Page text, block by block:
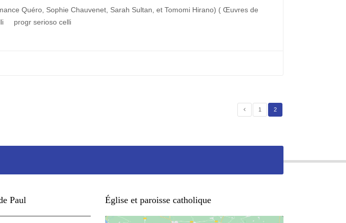
Quéro, Sophie Chauvenet, Sarah Sultan, et Tomomi Hirano) ( Œuvres de
progr serioso celli
1 2
Paul Église et paroisse catholique